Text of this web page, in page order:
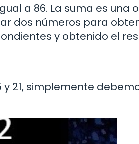
a 86. La suma es
dos números para
y obtenido el
21, simplemente